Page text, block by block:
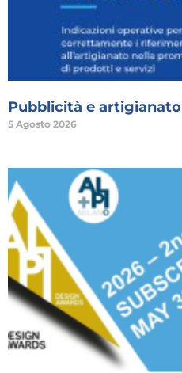
Pubblicità e artigianato
5 Agosto 2026